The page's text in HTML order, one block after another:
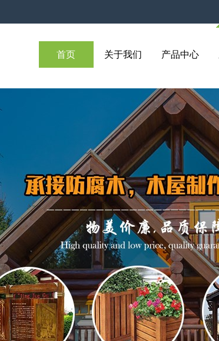
首页 关于我们 产品中心